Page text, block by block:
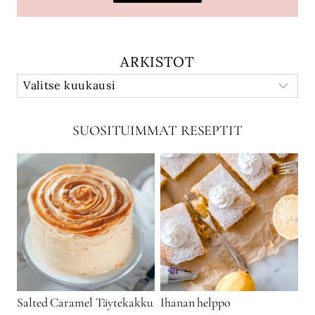
ARKISTOT
SUOSITUIMMAT RESEPTIT
Salted Caramel Täytekakku Ihanan helppo